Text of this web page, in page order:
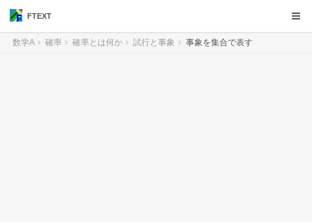
FTEXT
数学A 確率 確率とは何か 試行と事象 事象を集合で表す